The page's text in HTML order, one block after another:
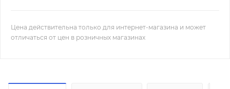
Цена действительна только для интернет-магазина и может
отличаться от цен в розничных магазинах